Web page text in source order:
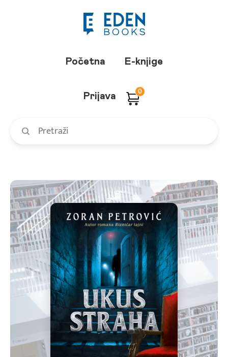
Početna E-knjige
Prijava 0